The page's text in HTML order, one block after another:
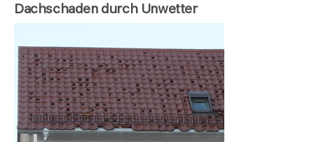
Dachschaden durch Unwetter